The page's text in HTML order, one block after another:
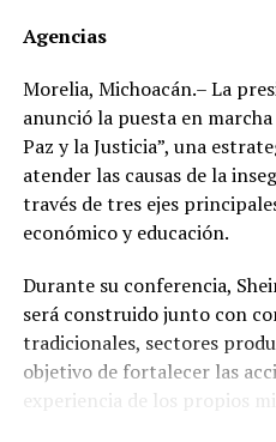
de Golf Campestre de San
millones 671 mil 425 pesos,
sola exhibición.
Sin embargo, al hacer una
zona, se encontró que, en
mil 425 pesos que pagó, el
Un año después, el 21 de
Fraccionamiento
Potosí, un inmueble de 280
valor declarado de 560 mil
Agencias
Morelia, Michoacán.– La
anunció la puesta en
Paz y la Justicia”, una
atender las causas de la
través de tres ejes
económico y educación.
Durante su conferencia,
será construido junto con
tradicionales, sectores
objetivo de fortalecer las
experiencia de los propios